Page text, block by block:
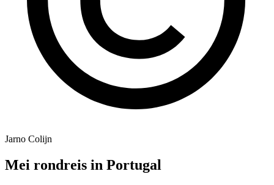
Jarno Colijn
Mei rondreis in Portugal